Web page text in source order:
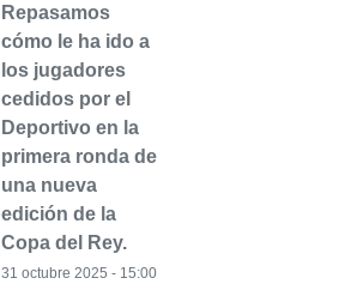
Repasamos
cómo le ha ido a
los jugadores
cedidos por el
Deportivo en la
primera ronda de
una nueva
edición de la
Copa del Rey.
31 octubre 2025 - 15:00